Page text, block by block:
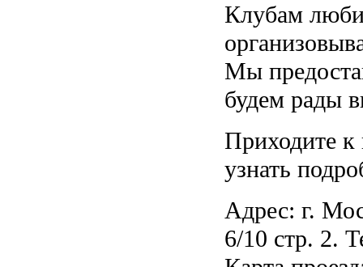
Клубам
Мы
будем рады
Приходите к
узнать
Адрес: г.
6/10 стр. 2.